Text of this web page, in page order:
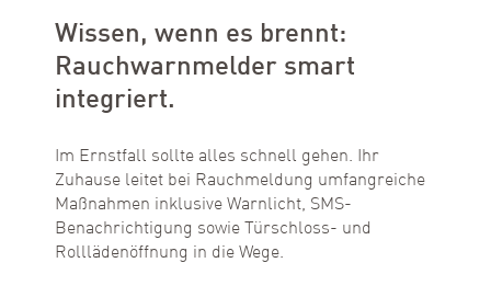
Wissen, wenn es brennt:
Rauchwarnmelder smart
integriert.
Im Ernstfall sollte alles schnell gehen. Ihr
Zuhause leitet bei Rauchmeldung umfangreiche
Maßnahmen inklusive Warnlicht, SMS-
Benachrichtigung sowie Türschloss- und
Rolllädenöffnung in die Wege.